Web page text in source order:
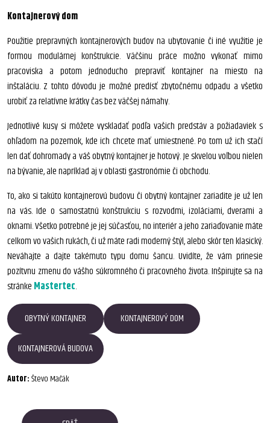
Kontajnerový dom
Použitie prepravných kontajnerových budov na ubytovanie či iné využitie je
formou modulárnej konštrukcie. Väčšinu práce možno vykonať mimo
pracoviska a potom jednoducho prepraviť kontajner na miesto na
inštaláciu. Z tohto dôvodu je možné predísť zbytočnému odpadu a všetko
urobiť za relatívne krátky čas bez väčšej námahy.
Jednotlivé kusy si môžete vyskladať podľa vašich predstáv a požiadaviek s
ohľadom na pozemok, kde ich chcete mať umiestnené. Po tom už ich stačí
len dať dohromady a váš obytný kontajner je hotový. Je skvelou voľbou nielen
na bývanie, ale napríklad aj v oblasti gastronómie či obchodu.
To, ako si takúto kontajnerovú budovu či obytný kontajner zariadite je už len
na vás. Ide o samostatnú konštrukciu s rozvodmi, izoláciami, dverami a
oknami. Všetko potrebné je jej súčasťou, no interiér a jeho zariaďovanie máte
celkom vo vašich rukách, či už máte radi moderný štýl, alebo skôr ten klasický.
Neváhajte a dajte takémuto typu domu šancu. Uvidíte, že vám prinesie
pozítvnu zmenu do vášho súkromného či pracovného života. Inšpirujte sa na
stránke Mastertec.
OBYTNÝ KONTAJNER
KONTAJNEROVÝ DOM
KONTAJNEROVÁ BUDOVA
Autor:Števo Mačák